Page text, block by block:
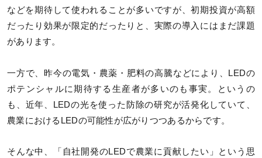
などを期待して使われることが多いですが、初期投資が高額
だったり効果が限定的だったりと、実際の導入にはまだ課題
があります。
一方で、昨今の電気・農薬・肥料の高騰などにより、LEDの
ポテンシャルに期待する生産者が多いのも事実。というの
も、近年、LEDの光を使った防除の研究が活発化していて、
農業におけるLEDの可能性が広がりつつあるからです。
そんな中、「自社開発のLEDで農業に貢献したい」という思